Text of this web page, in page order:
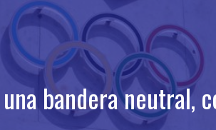
bandera neutral,